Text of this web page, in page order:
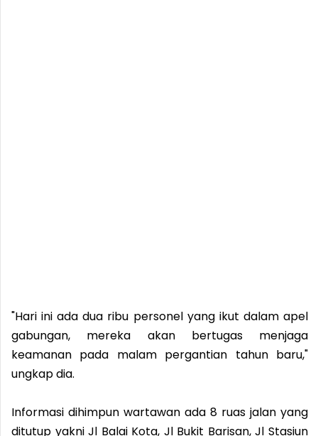
"Hari ini ada dua ribu personel yang ikut dalam apel
gabungan, mereka akan bertugas menjaga
keamanan pada malam pergantian tahun baru,"
ungkap dia.
Informasi dihimpun wartawan ada 8 ruas jalan yang
ditutup yakni Jl Balai Kota, Jl Bukit Barisan, Jl Stasiun